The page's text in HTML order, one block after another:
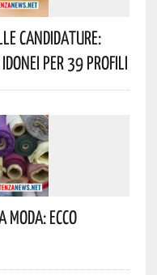
Candidature:
Per 39 Profili
Ecco